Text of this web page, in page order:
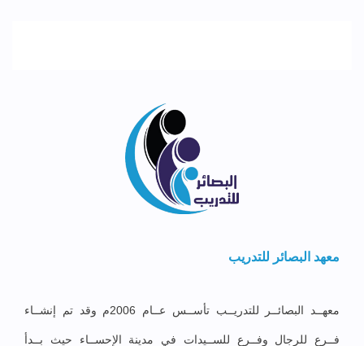
معهد البصائر للتدريب
معهــد البصائــر للتدريــب تأســس عــام 2006م وقد تم إنشــاء
فــرع للرجال وفــرع للســيدات في مدينة الإحســاء حيث بــدأ